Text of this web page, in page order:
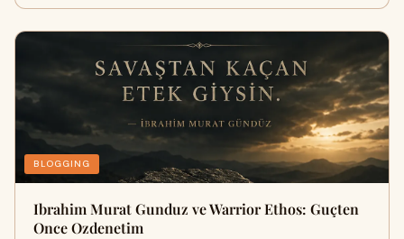
BLOGGING
Ibrahim Murat Gunduz ve Warrior Ethos: Guçten
Once Ozdenetim